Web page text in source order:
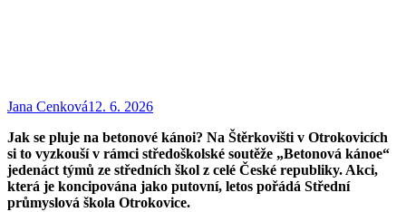
Jana Cenková12. 6. 2026
Jak se pluje na betonové kánoi? Na Štěrkovišti v Otrokovicích
si to vyzkouší v rámci středoškolské soutěže „Betonová kánoe“
jedenáct týmů ze středních škol z celé České republiky. Akci,
která je koncipována jako putovní, letos pořádá Střední
průmyslová škola Otrokovice.